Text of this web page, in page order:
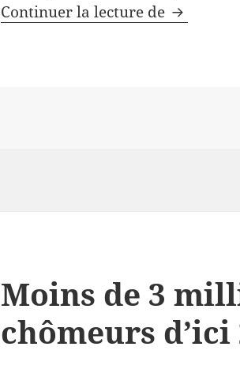
Continuer la lecture de La
Moins de 3
chômeurs d’ici